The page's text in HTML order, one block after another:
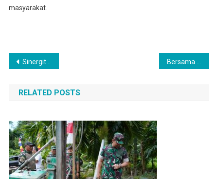
masyarakat.
Navigasi
pos
Sinergitas Tiga Pilar Diimplementasikan Melalu Kegiatan Komsos
RELATED POSTS